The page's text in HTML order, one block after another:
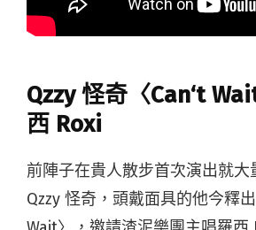
Qzzy 怪奇〈Can‘t
西 Roxi
前陣子在貴人散步首次演出就大
Qzzy 怪奇，頭戴面具的他今釋